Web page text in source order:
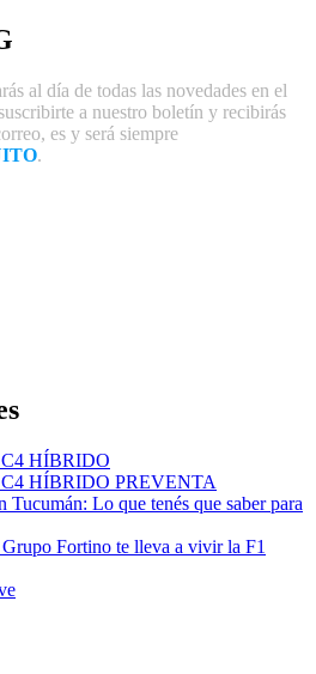
al día de todas las novedades en el
a nuestro boletín y recibirás
es y será siempre
.
HÍBRIDO
HÍBRIDO PREVENTA
Tucumán: Lo que tenés que saber para
Grupo Fortino te lleva a vivir la F1